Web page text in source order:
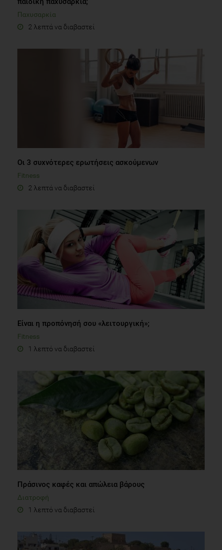
Παχυσαρκία
2 λεπτά να διαβαστεί
Οι 3 συχνότερες ερωτήσεις ασκούμενων
Fitness
2 λεπτά να διαβαστεί
Είναι η προπόνησή σου «λειτουργική»;
Fitness
1 λεπτό να διαβαστεί
Πράσινος καφές και απώλεια βάρους
Διατροφή
1 λεπτό να διαβαστεί